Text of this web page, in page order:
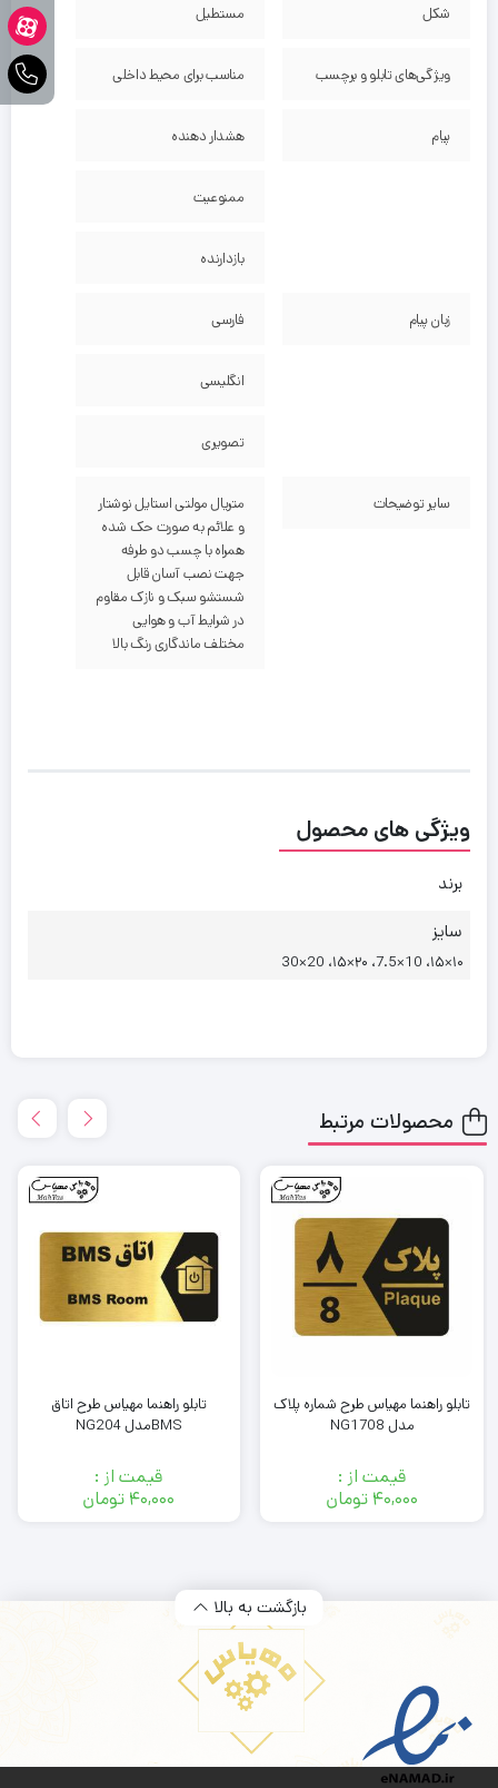
شکل مستطیل
ویژگی‌های تابلو و برچسب مناسب برای محیط داخلی
پیام هشدار دهنده
ممنوعیت
بازدارنده
زبان پیام فارسی
انگلیسی
تصویری
سایر توضیحات
متریال مولتی استایل نوشتار
و علائم به صورت حک شده
همراه با چسب دو طرفه
جهت نصب آسان قابل
شستشو سبک و نازک مقاوم
در شرایط آب و هوایی
مختلف ماندگاری رنگ بالا
ویژگی های محصول
برند
سایز
۱۰×۱۵، 10×7.5، ۲۰×۱۵، 20×30
محصولات مرتبط
تابلو راهنما مهیاس طرح شماره پلاک
مدل NG1708
قیمت از :
۴۰,۰۰۰ تومان
تابلو راهنما مهیاس طرح اتاق
BMSمدل NG204
قیمت از :
۴۰,۰۰۰ تومان
بازگشت به بالا